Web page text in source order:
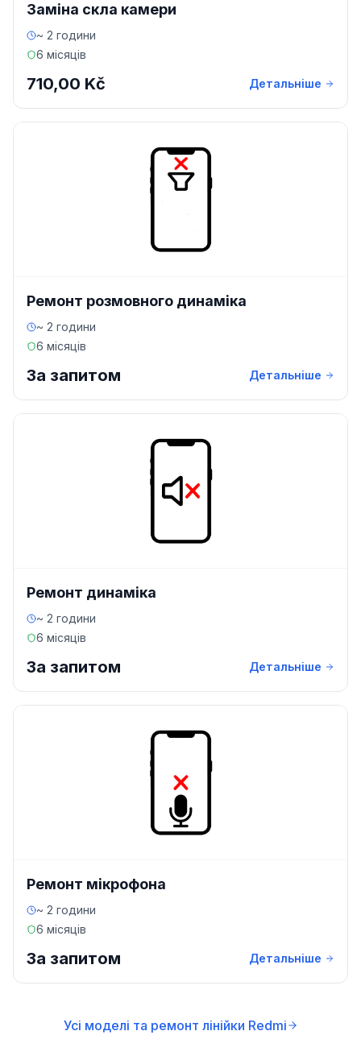
Заміна скла камери
~ 2 години
6 місяців
710,00 Kč Детальніше
Ремонт розмовного динаміка
~ 2 години
6 місяців
За запитом Детальніше
Ремонт динаміка
~ 2 години
6 місяців
За запитом Детальніше
Ремонт мікрофона
~ 2 години
6 місяців
За запитом Детальніше
Усі моделі та ремонт лінійки Redmi